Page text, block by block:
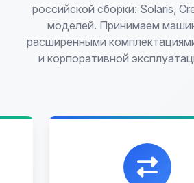
российской сборки: Solaris,
моделей. Принимаем
расширенными
и корпоративной
Уникальная
обменять ваш
доплатой, подобрав